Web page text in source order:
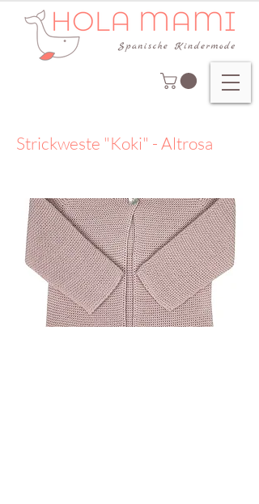
Strickweste "Koki" - Altrosa